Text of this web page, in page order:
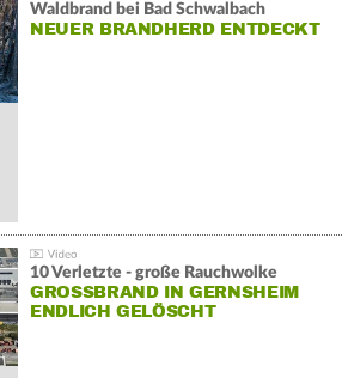
Waldbrand bei Bad Schwalbach
NEUER BRANDHERD ENTDECKT
10 Verletzte - große Rauchwolke
GROSSBRAND IN GERNSHEIM E
NDLICH GELÖSCHT